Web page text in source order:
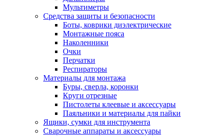
Мультиметры
Средства защиты и безопасности
Боты, коврики диэлектрические
Монтажные пояса
Наколенники
Очки
Перчатки
Респираторы
Материалы для монтажа
Буры, сверла, коронки
Круги отрезные
Пистолеты клеевые и аксессуары
Паяльники и материалы для пайки
Ящики, сумки для инструмента
Сварочные аппараты и аксессуары